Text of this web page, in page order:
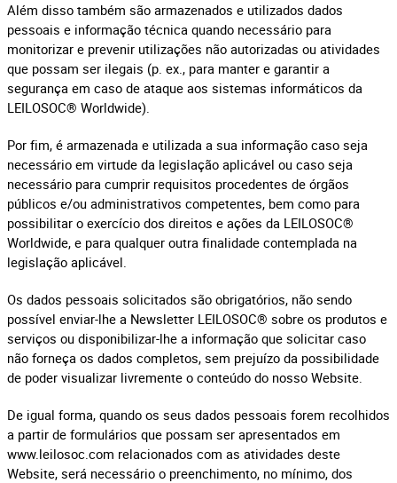
Além disso também são armazenados e utilizados dados
pessoais e informação técnica quando necessário para
monitorizar e prevenir utilizações não autorizadas ou atividades
que possam ser ilegais (p. ex., para manter e garantir a
segurança em caso de ataque aos sistemas informáticos da
LEILOSOC® Worldwide).
Por fim, é armazenada e utilizada a sua informação caso seja
necessário em virtude da legislação aplicável ou caso seja
necessário para cumprir requisitos procedentes de órgãos
públicos e/ou administrativos competentes, bem como para
possibilitar o exercício dos direitos e ações da LEILOSOC®
Worldwide, e para qualquer outra finalidade contemplada na
legislação aplicável.
Os dados pessoais solicitados são obrigatórios, não sendo
possível enviar-lhe a Newsletter LEILOSOC® sobre os produtos e
serviços ou disponibilizar-lhe a informação que solicitar caso
não forneça os dados completos, sem prejuízo da possibilidade
de poder visualizar livremente o conteúdo do nosso Website.
De igual forma, quando os seus dados pessoais forem recolhidos
a partir de formulários que possam ser apresentados em
www.leilosoc.com relacionados com as atividades deste
Website, será necessário o preenchimento, no mínimo, dos